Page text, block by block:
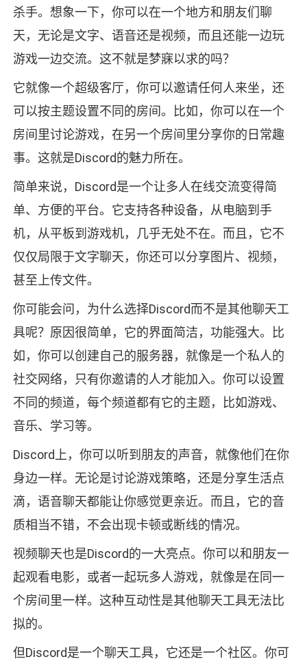
杀手。想象一下，你可以在一个地方和朋友们聊
天，无论是文字、语音还是视频，而且还能一边玩
游戏一边交流。这不就是梦寐以求的吗？
它就像一个超级客厅，你可以邀请任何人来坐，还
可以按主题设置不同的房间。比如，你可以在一个
房间里讨论游戏，在另一个房间里分享你的日常趣
事。这就是Discord的魅力所在。
简单来说，Discord是一个让多人在线交流变得简
单、方便的平台。它支持各种设备，从电脑到手
机，从平板到游戏机，几乎无处不在。而且，它不
仅仅局限于文字聊天，你还可以分享图片、视频，
甚至上传文件。
你可能会问，为什么选择Discord而不是其他聊天工
具呢？原因很简单，它的界面简洁，功能强大。比
如，你可以创建自己的服务器，就像是一个私人的
社交网络，只有你邀请的人才能加入。你可以设置
不同的频道，每个频道都有它的主题，比如游戏、
音乐、学习等。
Discord上，你可以听到朋友的声音，就像他们在你
身边一样。无论是讨论游戏策略，还是分享生活点
滴，语音聊天都能让你感觉更亲近。而且，它的音
质相当不错，不会出现卡顿或断线的情况。
视频聊天也是Discord的一大亮点。你可以和朋友一
起观看电影，或者一起玩多人游戏，就像是在同一
个房间里一样。这种互动性是其他聊天工具无法比
拟的。
但Discord是一个聊天工具，它还是一个社区。你可